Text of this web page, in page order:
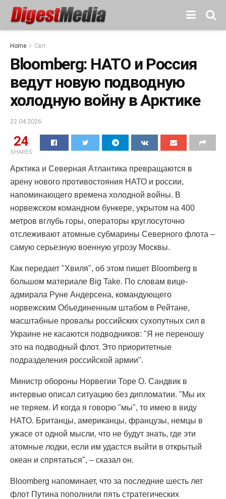
Home Світ
Bloomberg: НАТО и Россия
ведут новую подводную
холодную войну в Арктике
22.04.2026
24
SHARES
Арктика и Северная Атлантика превращаются в
арену нового противостояния НАТО и россии,
напоминающего времена холодной войны. В
норвежском командном бункере, укрытом на 400
метров вглубь горы, операторы круглосуточно
отслеживают атомные субмарины Северного флота –
самую серьезную военную угрозу Москвы.
Как передает "Хвиля", об этом пишет Bloomberg в
большом материале Big Take. По словам вице-
адмирала Руне Андерсена, командующего
норвежским Объединенным штабом в Рейтане,
масштабные провалы российских сухопутных сил в
Украине не касаются подводников: "Я не переношу
это на подводный флот. Это приоритетные
подразделения российской армии".
Министр обороны Норвегии Торе О. Сандвик в
интервью описал ситуацию без дипломатии. "Мы их
не теряем. И когда я говорю "мы", то имею в виду
НАТО. Британцы, американцы, французы, немцы в
ужасе от одной мысли, что не будут знать, где эти
атомные лодки, если им удастся выйти в открытый
океан и спрятаться", – сказал он.
Bloomberg напоминает, что за последние шесть лет
флот Путина пополнили пять стратегических